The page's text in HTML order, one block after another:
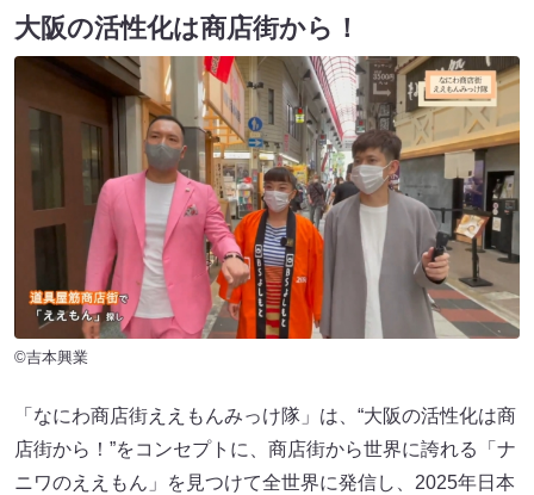
大阪の活性化は商店街から！
©吉本興業
「なにわ商店街ええもんみっけ隊」は、“大阪の活性化は商
店街から！”をコンセプトに、商店街から世界に誇れる「ナ
ニワのええもん」を見つけて全世界に発信し、2025年日本